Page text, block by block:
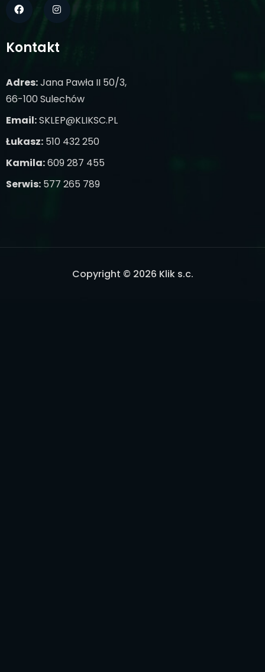
Kontakt
Adres:Jana Pawła II 50/3,
66-100 Sulechów
Email:SKLEP@KLIKSC.PL
Łukasz: 510 432 250
Kamila:609 287 455
Serwis: 577 265 789
Copyright © 2026 Klik s.c.